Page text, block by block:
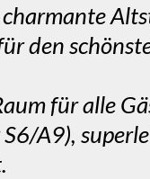
den
für alle
A9),